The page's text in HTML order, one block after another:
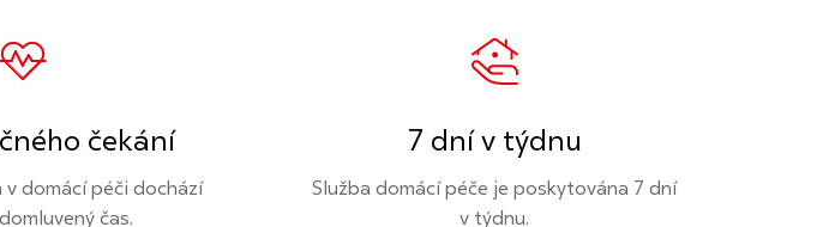
čekání
domácí péči dochází
čas.
7 dní v týdnu
Služba domácí péče je poskytována 7 dní
v týdnu.